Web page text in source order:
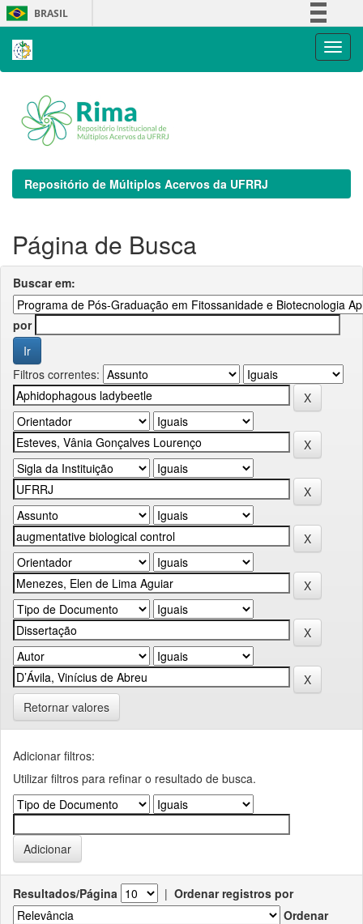
Skip
navigation
BRASIL
Repositório de Múltiplos Acervos da UFRRJ
Página de Busca
Buscar em:
por
Filtros correntes:
Retornar valores
Adicionar filtros:
Utilizar filtros para refinar o resultado de busca.
Resultados/Página | Ordenar registros por
Ordenar